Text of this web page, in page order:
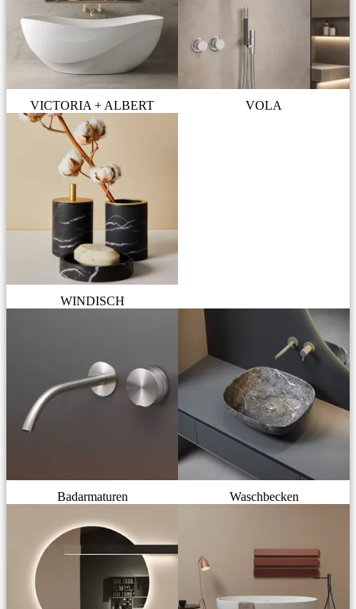
VICTORIA + ALBERT VOLA
WINDISCH
Badarmaturen Waschbecken